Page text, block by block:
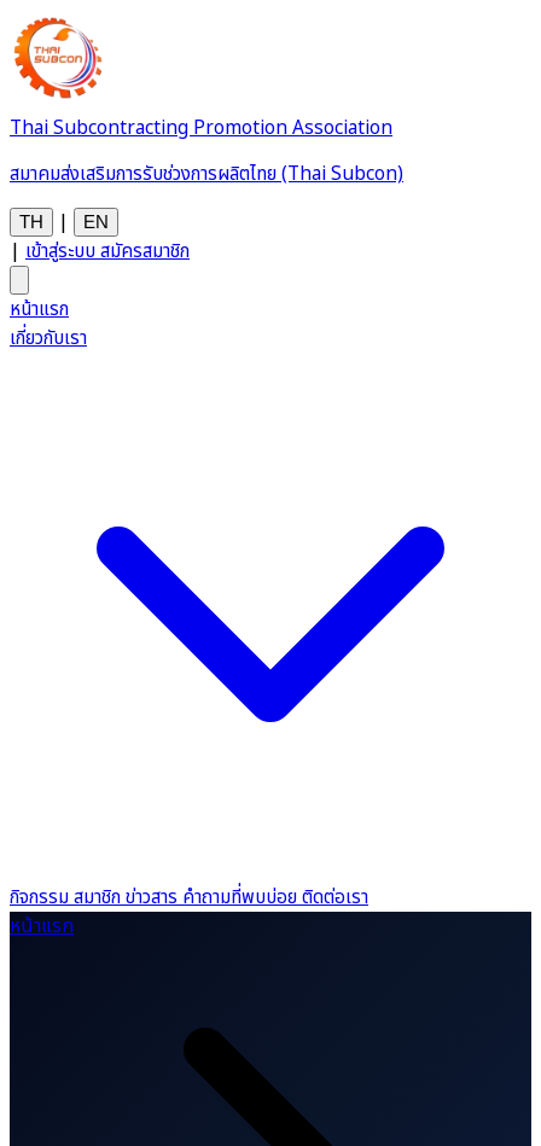
Thai Subcontracting Promotion Association
สมาคมส่งเสริมการรับช่วงการผลิตไทย (Thai Subcon)
TH | EN
| เข้าสู่ระบบสมัครสมาชิก
หน้าแรก
เกี่ยวกับเรา
กิจกรรมสมาชิกข่าวสารคำถามที่พบบ่อยติดต่อเรา
หน้าแรก